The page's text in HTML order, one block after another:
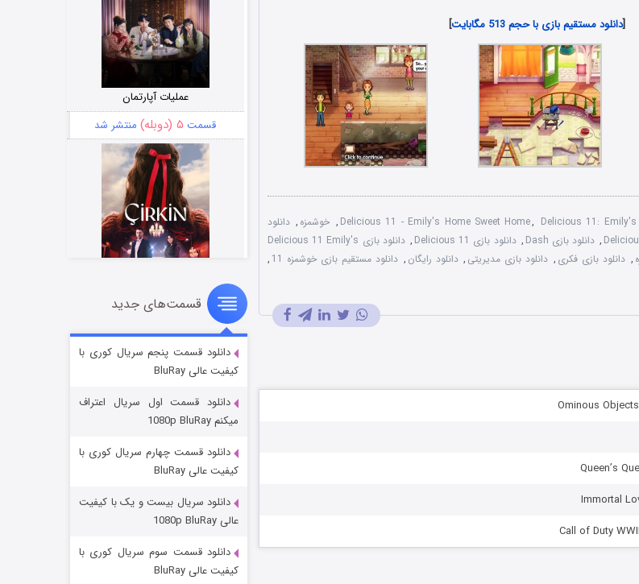
[دانلود مستقیم بازی با حجم 513 مگابایت ]
Delicious 11 - Emily's Home Sweet Home, Delicious 11:
, خوشمزه , دانلود
, دانلود بازی Dash , دانلود بازی Delicious 11 ,
دانلود بازی Delicious 11 Emily's
, دانلود بازی فکری , دانلود بازی مدیریتی , دانلود رایگان , دانلود مستقیم بازی خوشمزه 11
,
عملیات آپارتمان
قسمت ۵ (دوبله) منتشر شد
سریال زشت
قسمت۲ (زیرنویس) منتشر شد
مردگان متحرک: شهر مرده ۳
قسمت‌های جدید
دانلود قسمت پنجم سریال کوری با
کیفیت عالی BluRay
دانلود قسمت اول سریال اعتراف
میکنم 1080p BluRay
دانلود قسمت چهارم سریال کوری با
کیفیت عالی BluRay
دانلود سریال بیست و یک با کیفیت
عالی 1080p BluRay
دانلود قسمت سوم سریال کوری با
کیفیت عالی BluRay